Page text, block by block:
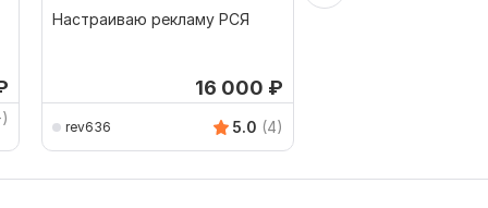
Настраиваю рекламу РСЯ
16 000 ₽
rev636 5.0 (4)